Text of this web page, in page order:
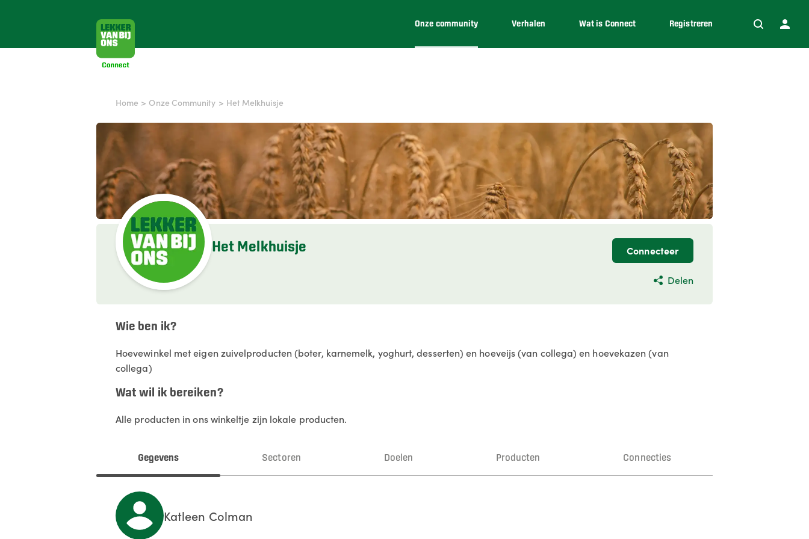
Onze community Verhalen Wat is Connect Registreren
Home > Onze Community > Het Melkhuisje
Het Melkhuisje Connecteer
Delen
Wie ben ik?
Hoevewinkel met eigen zuivelproducten (boter, karnemelk, yoghurt, desserten) en hoeveijs (van collega) en hoevekazen (van
collega)
Wat wil ik bereiken?
Alle producten in ons winkeltje zijn lokale producten.
Gegevens Sectoren Doelen Producten Connecties
Katleen Colman